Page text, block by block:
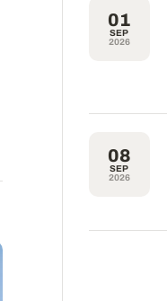
01
SEP
2026
08
SEP
2026